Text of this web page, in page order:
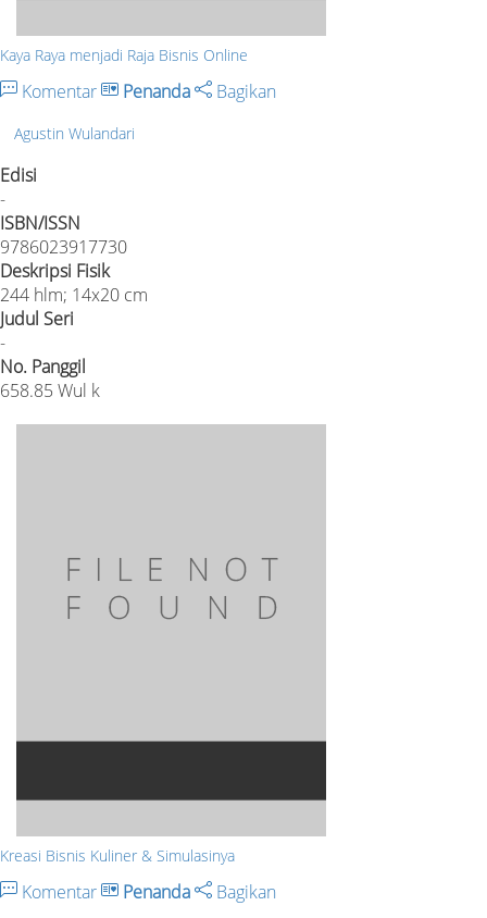
Kaya Raya menjadi Raja Bisnis Online
Komentar Penanda Bagikan
Agustin Wulandari
Edisi
-
ISBN/ISSN
9786023917730
Deskripsi Fisik
244 hlm; 14x20 cm
Judul Seri
-
No. Panggil
658.85 Wul k
Kreasi Bisnis Kuliner & Simulasinya
Komentar Penanda Bagikan